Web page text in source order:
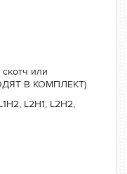
или
В КОМПЛЕКТ)
L2H1, L2H2,